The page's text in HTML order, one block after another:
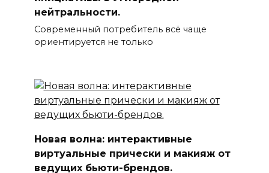
нейтральности.
Современный потребитель всё чаще
ориентируется не только
Новая волна: интерактивные
виртуальные прически и макияж от
ведущих бьюти-брендов.